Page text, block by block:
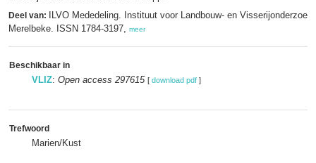
Deel van:
ILVO Mededeling. Instituut voor Landbouw- en Visserijonderzoek
Merelbeke. ISSN 1784-3197, meer
Beschikbaar in
VLIZ: Open access 297615 [ download pdf ]
Trefwoord
Marien/Kust